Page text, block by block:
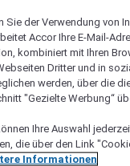
Sie der Verwendung von
Accor Ihre E-Mail-
kombiniert mit Ihren
Dritter und in
werden, über die
"Gezielte Werbung“
Ihre Auswahl
die über den Link
Informationen